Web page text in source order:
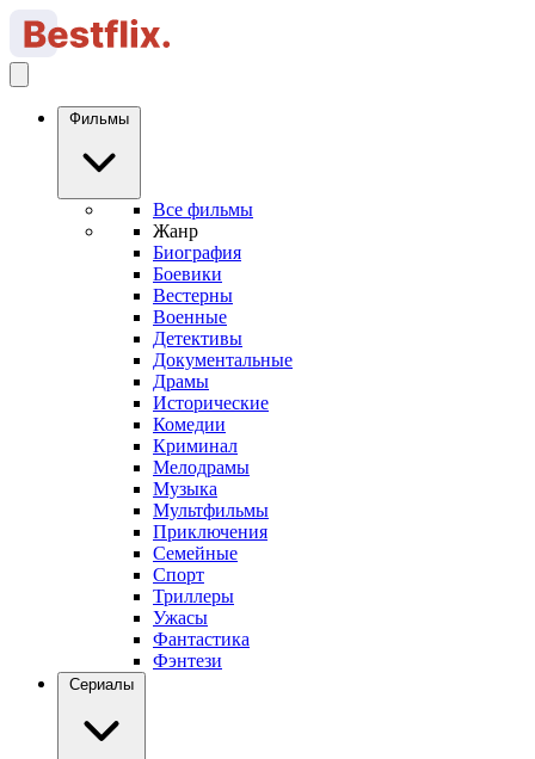
Фильмы
Все фильмы
Жанр
Биография
Боевики
Вестерны
Военные
Детективы
Документальные
Драмы
Исторические
Комедии
Криминал
Мелодрамы
Музыка
Мультфильмы
Приключения
Семейные
Спорт
Триллеры
Ужасы
Фантастика
Фэнтези
Сериалы